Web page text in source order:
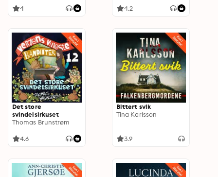
4 4.2
Det store
svindelsirkuset
Thomas Brunstrøm
4.6
Bittert svik
Tina Karlsson
3.9